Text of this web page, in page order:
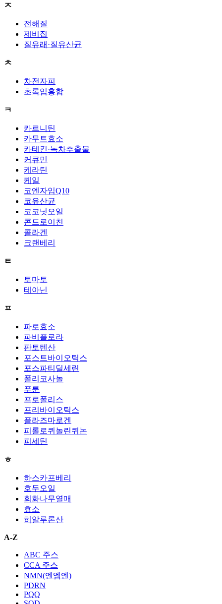
ㅈ
전해질
제비집
질유래·질유산균
ㅊ
차전자피
초록입홍합
ㅋ
카르니틴
카무트효소
카테킨·녹차추출물
커큐민
케라틴
케일
코엔자임Q10
코유산균
코코넛오일
콘드로이친
콜라겐
크랜베리
ㅌ
토마토
테아닌
ㅍ
파로효소
파비플로라
판토텐산
포스트바이오틱스
포스파티딜세린
폴리코사놀
푸룬
프로폴리스
프리바이오틱스
플라즈마로겐
피롤로퀴놀린퀴논
피세틴
ㅎ
하스카프베리
호두오일
회화나무열매
효소
히알루론산
A-Z
ABC 주스
CCA 주스
NMN(엔엠엔)
PDRN
PQQ